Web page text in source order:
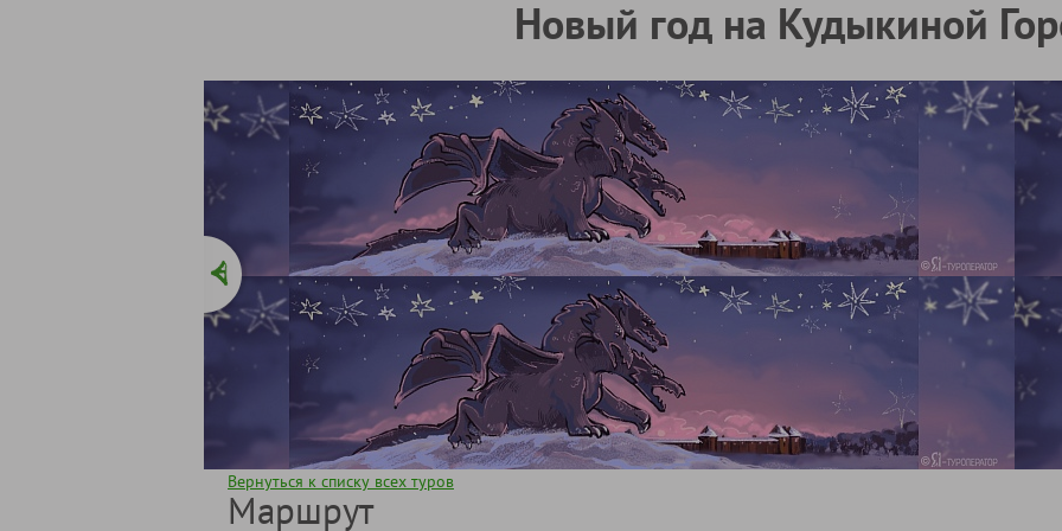
Новый год на Кудыкиной
Вернуться к списку всех туров
Маршрут